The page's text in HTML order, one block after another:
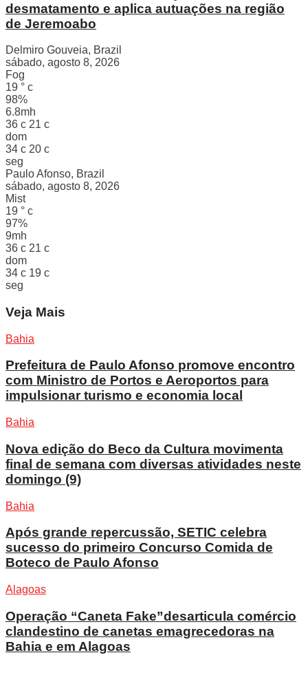
desmatamento e aplica autuações na região
de Jeremoabo
Delmiro Gouveia, Brazil
sábado, agosto 8, 2026
Fog
19 ° c
98%
6.8mh
36 c 21 c
dom
34 c 20 c
seg
Paulo Afonso, Brazil
sábado, agosto 8, 2026
Mist
19 ° c
97%
9mh
36 c 21 c
dom
34 c 19 c
seg
Veja Mais
Bahia
Prefeitura de Paulo Afonso promove encontro
com Ministro de Portos e Aeroportos para
impulsionar turismo e economia local
Bahia
Nova edição do Beco da Cultura movimenta
final de semana com diversas atividades neste
domingo (9)
Bahia
Após grande repercussão, SETIC celebra
sucesso do primeiro Concurso Comida de
Boteco de Paulo Afonso
Alagoas
Operação “Caneta Fake”desarticula comércio
clandestino de canetas emagrecedoras na
Bahia e em Alagoas